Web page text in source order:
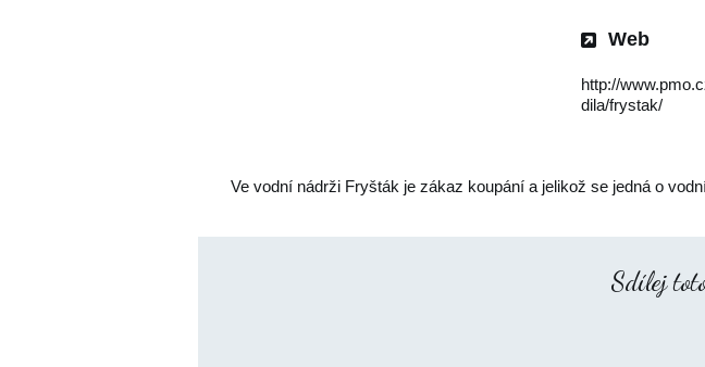
Web
http://
dila/frystak/
Ve vodní nádrži Fryšták je zákaz koupání a jelikož se jedná o
Sdílej